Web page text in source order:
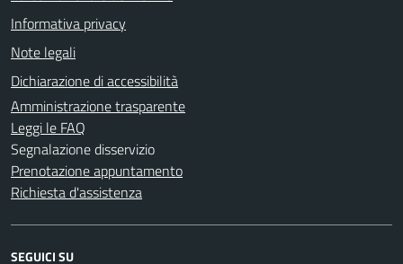
Informativa privacy
Note legali
Dichiarazione di accessibilità
Amministrazione trasparente
Leggi le FAQ
Segnalazione disservizio
Prenotazione appuntamento
Richiesta d'assistenza
SEGUICI SU